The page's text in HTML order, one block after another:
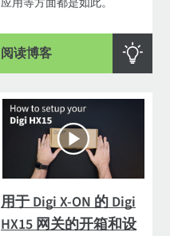
应用等方面都是如此。
阅读博客
用于 Digi X-ON 的 Digi
HX15 网关的开箱和设